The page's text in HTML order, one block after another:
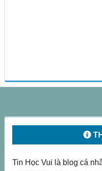
Footer
Tin Học Vui là blog cá